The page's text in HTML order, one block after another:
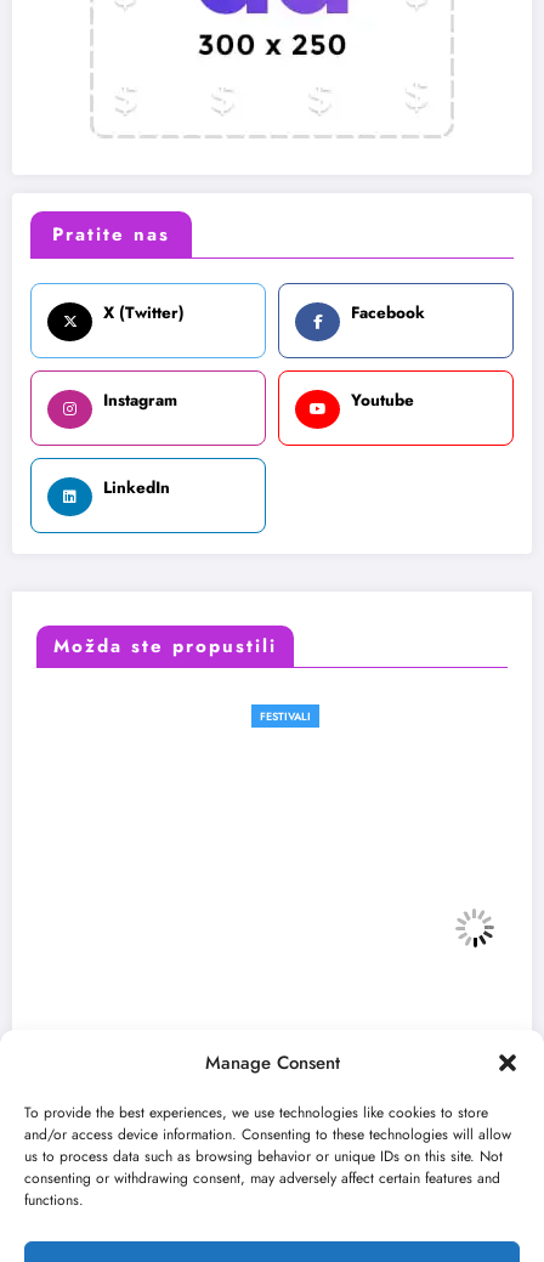
Manage Consent
To provide the best experiences, we use technologies like cookies to store
and/or access device information. Consenting to these technologies will allow
us to process data such as browsing behavior or unique IDs on this site. Not
consenting or withdrawing consent, may adversely affect certain features and
functions.
Pratite nas
X (Twitter) Facebook
Instagram Youtube
LinkedIn
Možda ste propustili
„Najveći mali festival u Vojvodini“ i ovog